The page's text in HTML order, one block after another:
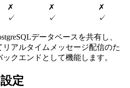
✗ ✗ ✗
✓ ✓ ✓
データベースを共有し、
リアルタイムメッセージ配信のた
クエンドとして機能します。
定